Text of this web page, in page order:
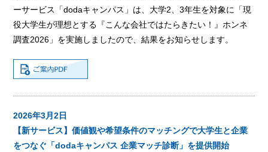
ーサービス「dodaキャンパス」は、大学2、3年生を対象に「現
役大学生が理想とする『こんな会社ではたらきたい！』ホンネ
調査2026」を実施しましたので、結果をお知らせします。
2026年3月2日
【新サービス】価値観や希望条件のマッチングで大学生と企業
をつなぐ「dodaキャンパス 企業マッチ診断」を提供開始